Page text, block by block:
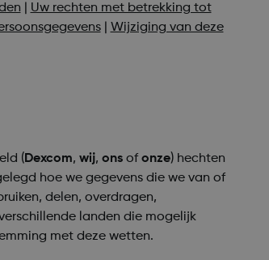
Uw rechten met betrekking tot
| Wijziging van deze
(Dexcom, wij, onsof onze) hechten
hoe we gegevens die we van of
delen, overdragen,
landen die mogelijk
met deze wetten.